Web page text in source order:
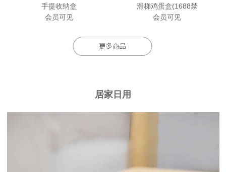
手提收纳盒
会员可见
滑梯鸡蛋盒(1688禁
会员可见
居家日用